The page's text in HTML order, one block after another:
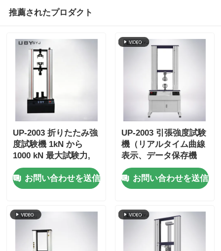
推薦されたプロダクト
UP-2003 折りたたみ強
度試験機 1kN から
1000 kN 最大試験力,
±1.0% 正確性, 800mm
効果性拉伸力
お問い合わせを送信
UP-2003 引張強度試験
機（リアルタイム曲線
表示、データ保存機
能、±0.5%精度）
お問い合わせを送信